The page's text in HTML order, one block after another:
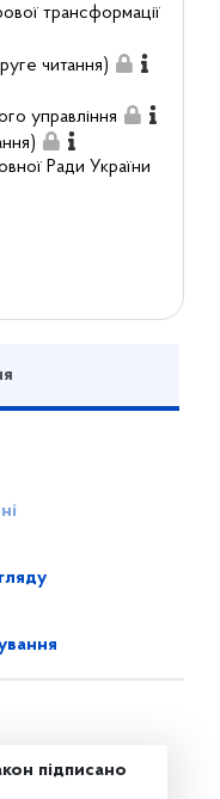
трансформації
читання)
управління
Ради України
підписано